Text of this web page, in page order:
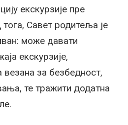
екскурзије пре
Савет родитеља је
може давати
екскурзије,
за безбедност,
те тражити додатна